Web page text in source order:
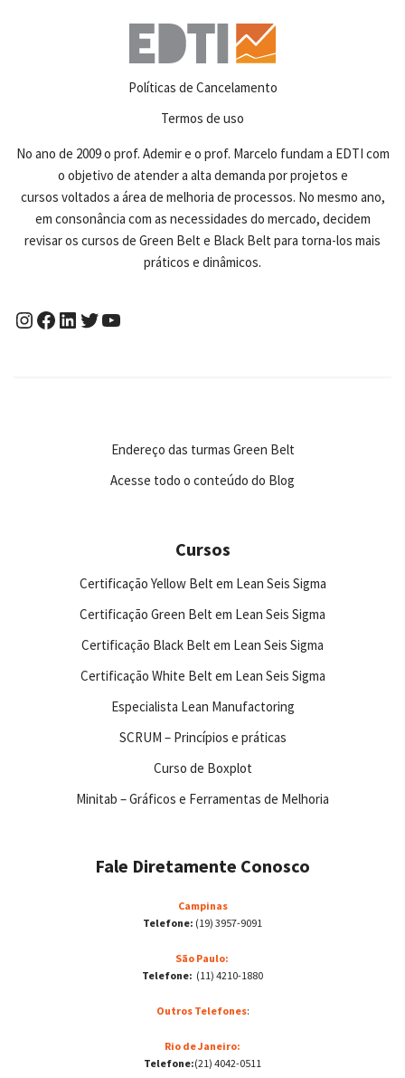
Políticas de Cancelamento
Termos de uso
No ano de 2009 o prof. Ademir e o prof. Marcelo fundam a EDTI com
o objetivo de atender a alta demanda por projetos e
cursos voltados a área de melhoria de processos. No mesmo ano,
em consonância com as necessidades do mercado, decidem
revisar os cursos de Green Belt e Black Belt para torna-los mais
práticos e dinâmicos.
Endereço das turmas Green Belt
Acesse todo o conteúdo do Blog
Cursos
Certificação Yellow Belt em Lean Seis Sigma
Certificação Green Belt em Lean Seis Sigma
Certificação Black Belt em Lean Seis Sigma
Certificação White Belt em Lean Seis Sigma
Especialista Lean Manufactoring
SCRUM – Princípios e práticas
Curso de Boxplot
Minitab – Gráficos e Ferramentas de Melhoria
Fale Diretamente Conosco
Campinas
Telefone: (19) 3957-9091
São Paulo:
Telefone: (11) 4210-1880
Outros Telefones:
Rio de Janeiro:
Telefone:(21) 4042-0511